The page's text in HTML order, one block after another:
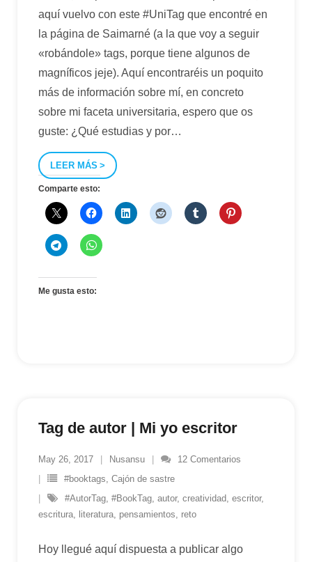
aquí vuelvo con este #UniTag que encontré en
la página de Saimarné (a la que voy a seguir
«robándole» tags, porque tiene algunos de
magníficos jeje). Aquí encontraréis un poquito
más de información sobre mí, en concreto
sobre mi faceta universitaria, espero que os
guste: ¿Qué estudias y por…
LEER MÁS
Comparte esto:
Me gusta esto:
Tag de autor | Mi yo escritor
May 26, 2017 Nusansu 12 Comentarios
#booktags, Cajón de sastre
#AutorTag, #BookTag, autor, creatividad, escritor,
escritura, literatura, pensamientos, reto
Hoy llegué aquí dispuesta a publicar algo